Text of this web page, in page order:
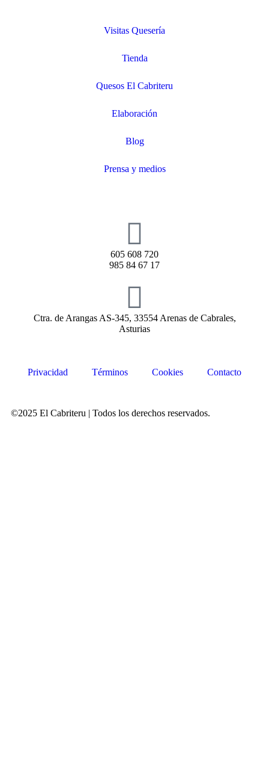
Visitas Quesería
Tienda
Quesos El Cabriteru
Elaboración
Blog
Prensa y medios
605 608 720
985 84 67 17
Ctra. de Arangas AS-345, 33554 Arenas de Cabrales,
Asturias
Privacidad Términos Cookies Contacto
©2025 El Cabriteru | Todos los derechos reservados.